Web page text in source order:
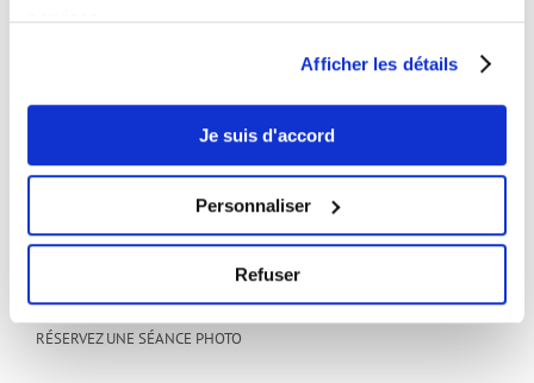
services.
Afficher les détails
Je suis d'accord
Personnaliser
Refuser
ARTICLES RÉCENTS
25 février 2025
13 février 2025
16 avril 2021
RÉSERVEZ UNE SÉANCE PHOTO